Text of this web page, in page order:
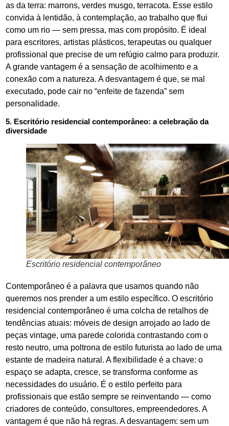
as da terra: marrons, verdes musgo, terracota. Esse estilo
convida à lentidão, à contemplação, ao trabalho que flui
como um rio — sem pressa, mas com propósito. É ideal
para escritores, artistas plásticos, terapeutas ou qualquer
profissional que precise de um refúgio calmo para produzir.
A grande vantagem é a sensação de acolhimento e a
conexão com a natureza. A desvantagem é que, se mal
executado, pode cair no “enfeite de fazenda” sem
personalidade.
5. Escritório residencial contemporâneo: a celebração da
diversidade
Escritório residencial contemporâneo
Contemporâneo é a palavra que usamos quando não
queremos nos prender a um estilo específico. O escritório
residencial contemporâneo é uma colcha de retalhos de
tendências atuais: móveis de design arrojado ao lado de
peças vintage, uma parede colorida contrastando com o
resto neutro, uma poltrona de estilo futurista ao lado de uma
estante de madeira natural. A flexibilidade é a chave: o
espaço se adapta, cresce, se transforma conforme as
necessidades do usuário. É o estilo perfeito para
profissionais que estão sempre se reinventando — como
criadores de conteúdo, consultores, empreendedores. A
vantagem é que não há regras. A desvantagem: sem um